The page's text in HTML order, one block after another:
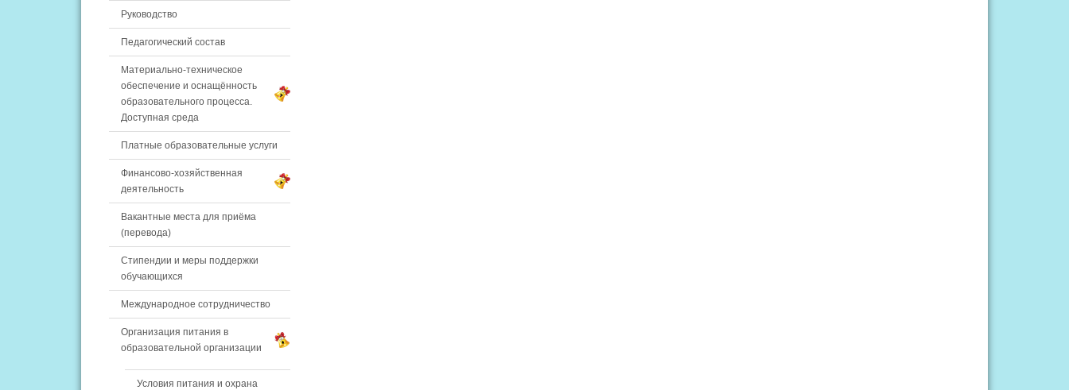
Руководство
Педагогический состав
Материально-техническое
обеспечение и оснащённость
образовательного процесса.
Доступная среда
Платные образовательные услуги
Финансово-хозяйственная
деятельность
Вакантные места для приёма
(перевода)
Стипендии и меры поддержки
обучающихся
Международное сотрудничество
Организация питания в
образовательной организации
Условия питания и охрана